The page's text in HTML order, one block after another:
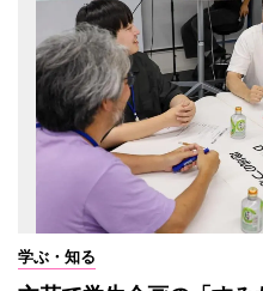
学ぶ・知る